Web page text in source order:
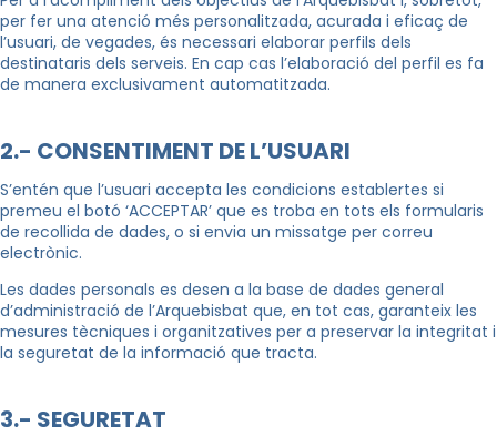
per fer una atenció més personalitzada, acurada i eficaç de
l’usuari, de vegades, és necessari elaborar perfils dels
destinataris dels serveis. En cap cas l’elaboració del perfil es fa
de manera exclusivament automatitzada.
2.- CONSENTIMENT DE L’USUARI
S’entén que l’usuari accepta les condicions establertes si
premeu el botó ‘ACCEPTAR’ que es troba en tots els formularis
de recollida de dades, o si envia un missatge per correu
electrònic.
Les dades personals es desen a la base de dades general
d’administració de l’Arquebisbat que, en tot cas, garanteix les
mesures tècniques i organitzatives per a preservar la integritat i
la seguretat de la informació que tracta.
3.- SEGURETAT